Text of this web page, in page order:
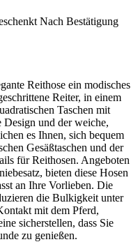
Nach Bestätigung
Reithose ein modisches
Reiter, in einem
Taschen mit
Design und der weiche,
es Ihnen, sich bequem
Gesäßtaschen und der
für Reithosen. Angeboten
bieten diese Hosen
an Ihre Vorlieben. Die
die Bulkigkeit unter
mit dem Pferd,
sicherstellen, dass Sie
zu genießen.